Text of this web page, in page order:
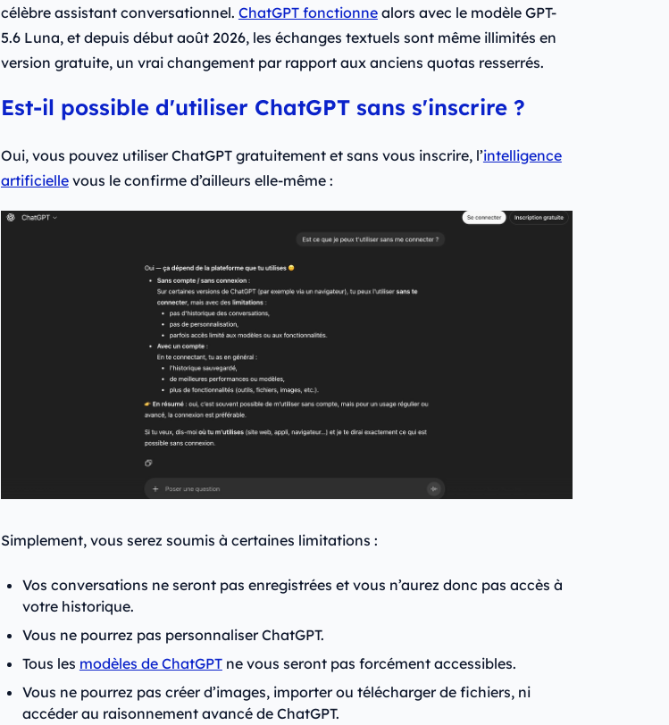
célèbre assistant conversationnel. ChatGPT fonctionnealors avec le modèle GPT-
5.6 Luna, et depuis début août 2026, les échanges textuels sont même illimités en
version gratuite, un vrai changement par rapport aux anciens quotas resserrés.
Est-il possible d'utiliser ChatGPT sans s'inscrire ?
Oui, vous pouvez utiliser ChatGPT gratuitement et sans vous inscrire, l’intelligence
artificiellevous le confirme d’ailleurs elle-même :
Simplement, vous serez soumis à certaines limitations :
Vos conversations ne seront pas enregistrées et vous n’aurez donc pas accès à
votre historique.
Vous ne pourrez pas personnaliser ChatGPT.
Tous les modèles de ChatGPTne vous seront pas forcément accessibles.
Vous ne pourrez pas créer d’images, importer ou télécharger de fichiers, ni
accéder au raisonnement avancé de ChatGPT.